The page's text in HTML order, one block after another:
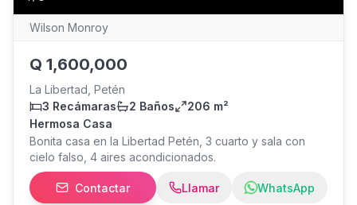
Wilson Monroy
Q 1,600,000
La Libertad, Petén
3 Recámaras
2 Baños
206 m²
Hermosa Casa
Bonita casa en la Libertad Petén, 3 cuarto y sala con
cielo falso, 4 aires acondicionados.
Contactar Llamar WhatsApp